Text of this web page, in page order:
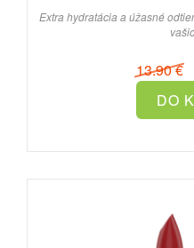
Extra hydratácia a úžasné
13.90 €